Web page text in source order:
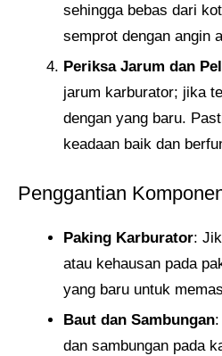
sehingga bebas dari
semprot dengan angin
Periksa Jarum dan
jarum karburator; jika
dengan yang baru.
keadaan baik dan
Penggantian
Paking Karburator:
atau kehausan pada
yang baru untuk
Baut dan Sambungan
dan sambungan pada